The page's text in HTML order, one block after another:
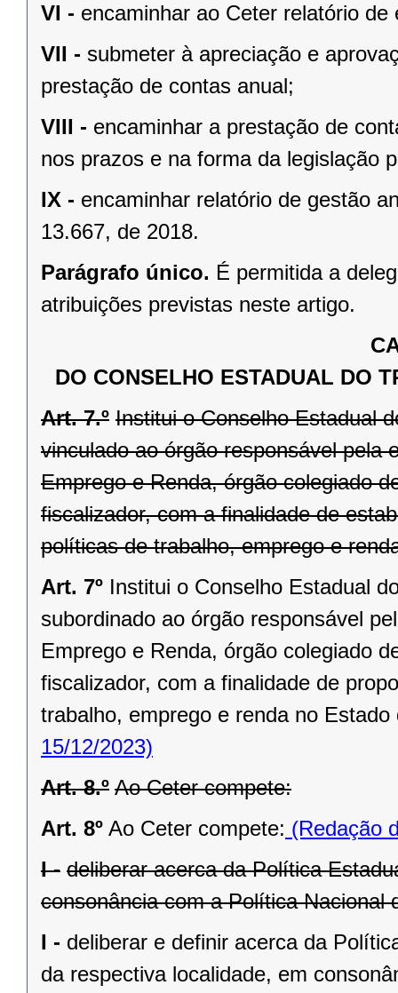
VI - encaminhar ao Ceter relatório
VII - submeter à apreciação e
prestação de contas anual;
VIII - encaminhar a prestação de
nos prazos e na forma da legislação
IX - encaminhar relatório de gestão
13.667, de 2018.
Parágrafo único. É permitida a
atribuições previstas neste artigo.
DO CONSELHO ESTADUAL DO
Art. 7.º Institui o Conselho Estadual
vinculado ao órgão responsável pela
Emprego e Renda, órgão colegiado
fiscalizador, com a finalidade de
políticas de trabalho, emprego e
Art. 7º Institui o Conselho Estadual
subordinado ao órgão responsável
Emprego e Renda, órgão colegiado
fiscalizador, com a finalidade de
trabalho, emprego e renda no Estado
15/12/2023)
Art. 8.º Ao Ceter compete:
Art. 8º Ao Ceter compete: (Redação
I - deliberar acerca da Política
consonância com a Política Nacional
I - deliberar e definir acerca da
da respectiva localidade, em